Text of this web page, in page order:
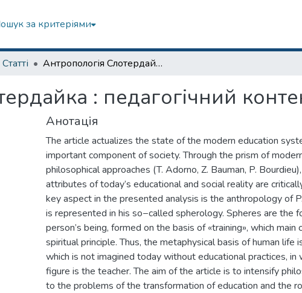
за критеріями
Статті Антропологія Слотердайка : педагогічний контекст
: педагогічний
Анотація
The article actualizes the state of the modern education
important component of society. Through the prism of
philosophical approaches (T. Adorno, Z. Bauman, P.
attributes of today’s educational and social reality are
key aspect in the presented analysis is the anthropology of
is represented in his so−called spherology. Spheres are the
person’s being, formed on the basis of «training», which main
spiritual principle. Thus, the metaphysical basis of human life
which is not imagined today without educational practices, in
figure is the teacher. The aim of the article is to intensify
to the problems of the transformation of education and the